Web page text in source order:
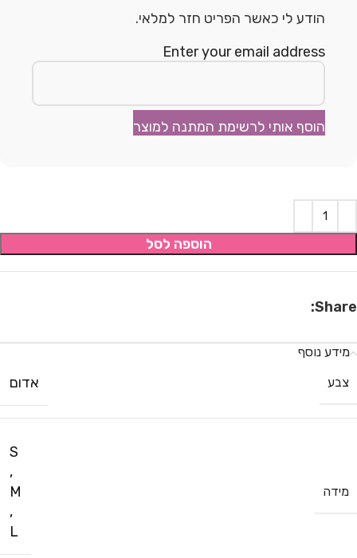
הודע לי כאשר הפריט חזר למלאי.
Enter your email address
הוסף אותי לרשימת המתנה למוצר
הוספה לסל
Share:
מידע נוסף
צבע
אדום
מידה
S
,
M
,
L